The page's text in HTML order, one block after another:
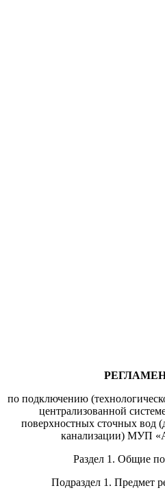
по подключению
централизованной
поверхностных сточных вод
канализации) МУП
Раздел 1. Общие
Подраздел 1. Предмет